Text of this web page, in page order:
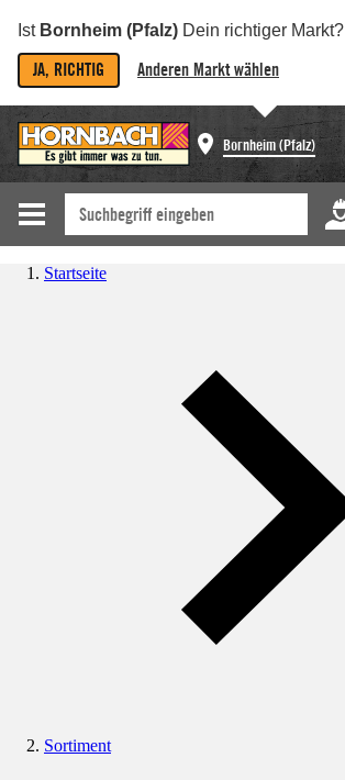
Ist Bornheim (Pfalz) Dein richtiger Markt?
JA, RICHTIG Anderen Markt wählen
Bornheim (Pfalz)
Startseite
Sortiment